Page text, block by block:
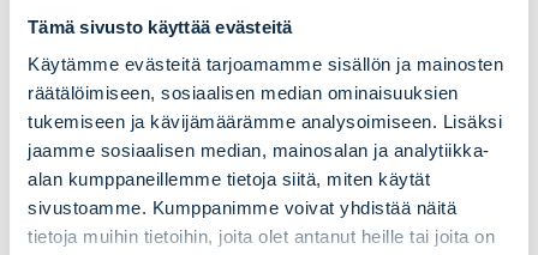
Tämä sivusto käyttää evästeitä
Käytämme evästeitä tarjoamamme sisällön ja mainosten
räätälöimiseen, sosiaalisen median ominaisuuksien
tukemiseen ja kävijämäärämme analysoimiseen. Lisäksi
jaamme sosiaalisen median, mainosalan ja analytiikka-
alan kumppaneillemme tietoja siitä, miten käytät
sivustoamme. Kumppanimme voivat yhdistää näitä
tietoja muihin tietoihin, joita olet antanut heille tai joita on
UUTISET EVLI-KONSERNI 14.07.2026